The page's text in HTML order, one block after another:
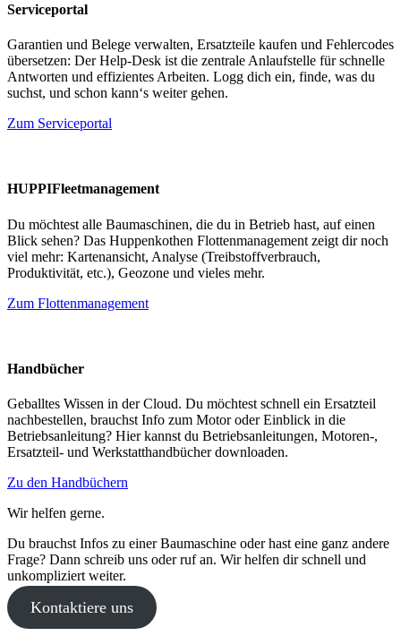
Serviceportal
Garantien und Belege verwalten, Ersatzteile kaufen und Fehlercodes
übersetzen: Der Help-Desk ist die zentrale Anlaufstelle für schnelle
Antworten und effizientes Arbeiten. Logg dich ein, finde, was du
suchst, und schon kann‘s weiter gehen.
Zum Serviceportal
HUPPIFleetmanagement
Du möchtest alle Baumaschinen, die du in Betrieb hast, auf einen
Blick sehen? Das Huppenkothen Flottenmanagement zeigt dir noch
viel mehr: Kartenansicht, Analyse (Treibstoffverbrauch,
Produktivität, etc.), Geozone und vieles mehr.
Zum Flottenmanagement
Handbücher
Geballtes Wissen in der Cloud. Du möchtest schnell ein Ersatzteil
nachbestellen, brauchst Info zum Motor oder Einblick in die
Betriebsanleitung? Hier kannst du Betriebsanleitungen, Motoren-,
Ersatzteil- und Werkstatthandbücher downloaden.
Zu den Handbüchern
Wir helfen gerne.
Du brauchst Infos zu einer Baumaschine oder hast eine ganz andere
Frage? Dann schreib uns oder ruf an. Wir helfen dir schnell und
unkompliziert weiter.
Kontaktiere uns